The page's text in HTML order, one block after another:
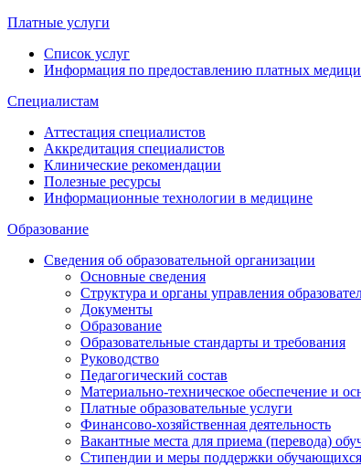
Платные услуги
Список услуг
Информация по предоставлению платных
Специалистам
Аттестация специалистов
Аккредитация специалистов
Клинические рекомендации
Полезные ресурсы
Информационные технологии в медицине
Образование
Сведения об образовательной организации
Основные сведения
Структура и органы управления
Документы
Образование
Образовательные стандарты и требования
Руководство
Педагогический состав
Материально-техническое обеспечение и
Платные образовательные услуги
Финансово-хозяйственная деятельность
Вакантные места для приема (перевода)
Стипендии и меры поддержки обучающихся